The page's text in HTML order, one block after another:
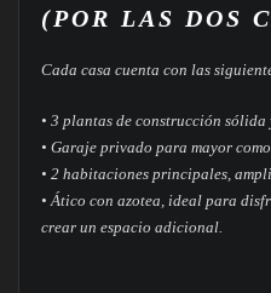
(POR LAS DOS
Cada casa cuenta con las
• 3 plantas de construcción
• Garaje privado para mayor
• 2 habitaciones principales,
• Ático con azotea, ideal para
crear un espacio adicional.